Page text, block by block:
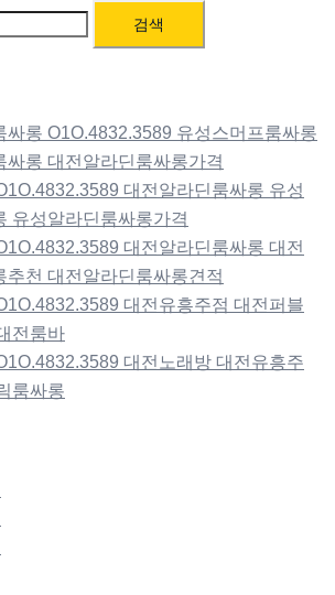
싸롱 O1O.4832.3589 유성스머프룸싸롱
싸롱 대전알라딘룸싸롱가격
대전알라딘룸싸롱 유성
유성알라딘룸싸롱가격
대전알라딘룸싸롱 대전
추천 대전알라딘룸싸롱견적
대전유흥주점 대전퍼블
전룸바
대전노래방 대전유흥주
룸싸롱